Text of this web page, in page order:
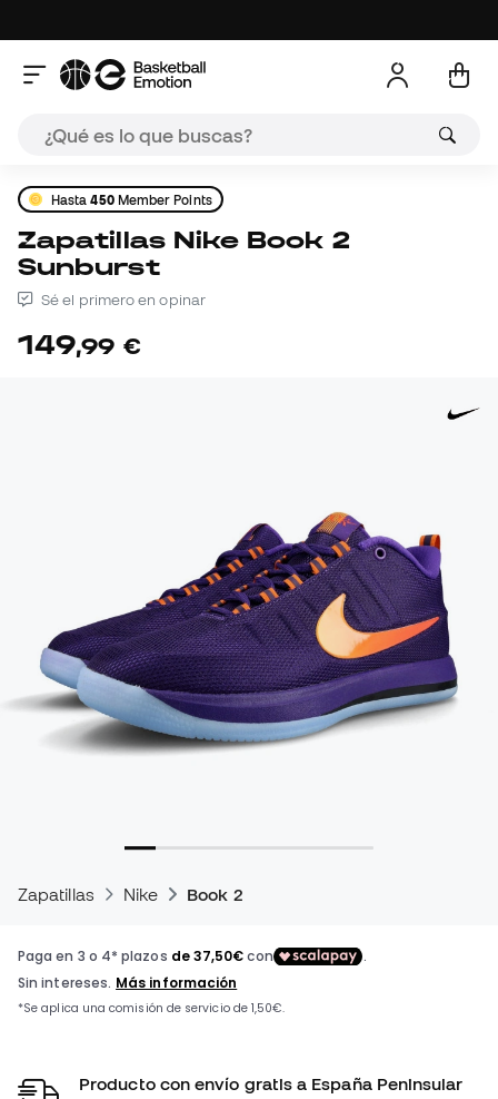
Hasta450Member Points
Zapatillas Nike Book 2
Sunburst
Sé el primero en opinar
149,99 €
Zapatillas Nike Book 2
Producto con envío gratis a España Peninsular